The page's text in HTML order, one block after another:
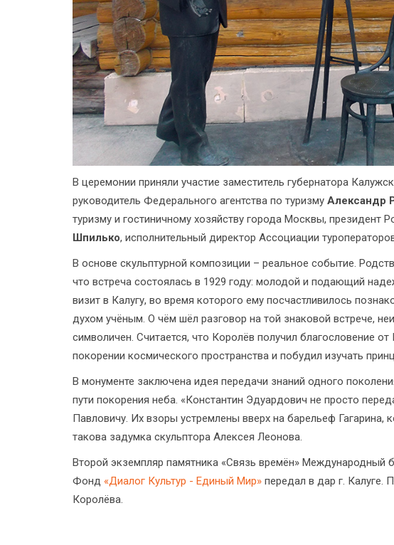
В церемонии приняли участие заместитель губернатора
руководитель Федерального агентства по туризму Александр
туризму и гостиничному хозяйству города Москвы, президент
Шпилько, исполнительный директор Ассоциации
В основе скульптурной композиции – реальное событие.
что встреча состоялась в 1929 году: молодой и подающий
визит в Калугу, во время которого ему посчастливилось
духом учёным. О чём шёл разговор на той знаковой встрече,
символичен. Считается, что Королёв получил благословение
покорении космического пространства и побудил изучать
В монументе заключена идея передачи знаний одного
пути покорения неба. «Константин Эдуардович не просто
Павловичу. Их взоры устремлены вверх на барельеф
такова задумка скульптора Алексея Леонова.
Второй экземпляр памятника «Связь времён» Международный
Фонд «Диалог Культур - Единый Мир» передал в дар г. Калуге.
Королёва.